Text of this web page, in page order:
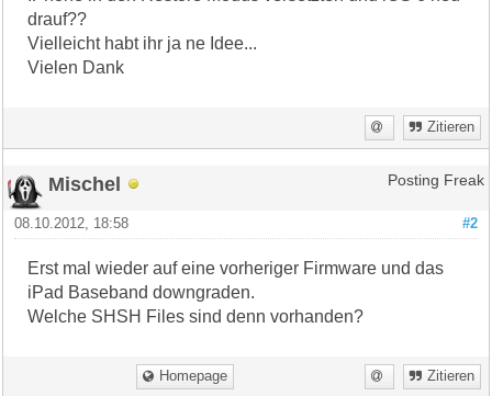
drauf??
Vielleicht habt ihr ja ne Idee...
Vielen Dank
Zitieren
Mischel Posting Freak
#2
08.10.2012, 18:58
Erst mal wieder auf eine vorheriger Firmware und das
iPad Baseband downgraden.
Welche SHSH Files sind denn vorhanden?
Homepage Zitieren